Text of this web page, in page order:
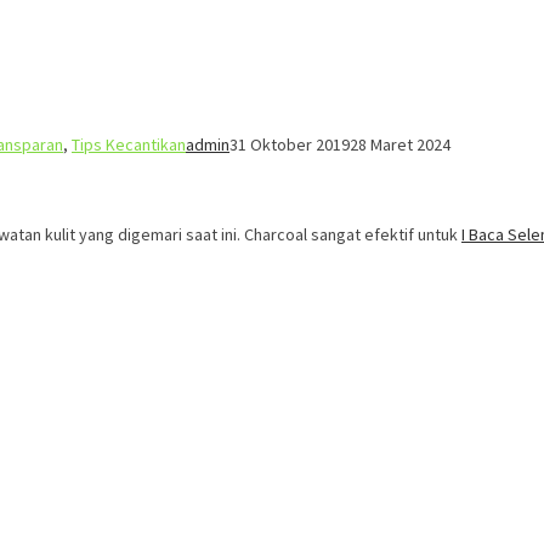
, Tips Kecantikanadmin31 Oktober 201928 Maret 2024
kulit yang digemari saat ini. Charcoal sangat efektif untuk I Baca